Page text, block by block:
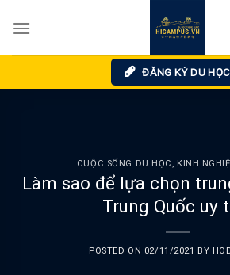
ĐĂNG KÝ DU HỌC
CUỘC SỐNG DU HỌC , KINH
Làm sao để lựa chọn
Trung Quốc uy
POSTED ON 02/11/2021 BY